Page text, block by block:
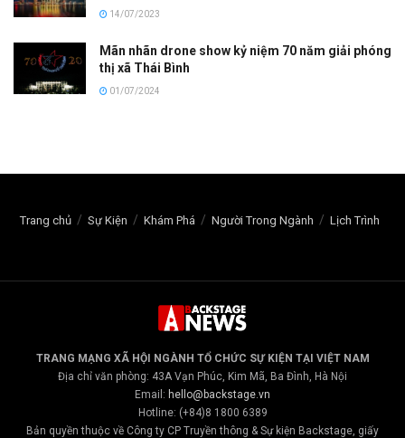
14/07/2023
Mãn nhãn drone show kỷ niệm 70 năm giải phóng
thị xã Thái Bình
01/07/2024
Trang chủ Sự Kiện Khám Phá Người Trong Ngành Lịch Trình
TRANG MẠNG XÃ HỘI NGÀNH TỔ CHỨC SỰ KIỆN TẠI VIỆT NAM
Địa chỉ văn phòng: 43A Vạn Phúc, Kim Mã, Ba Đình, Hà Nội
Email: hello@backstage.vn
Hotline: (+84)8 1800 6389
Bản quyền thuộc về Công ty CP Truyền thông & Sự kiện Backstage, giấy